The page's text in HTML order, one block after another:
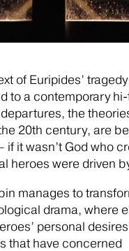
of Euripides’
to a contemporary
the
20th century, are
it wasn’t God who
heroes were driven
manages to
drama, where
personal
that have concerned